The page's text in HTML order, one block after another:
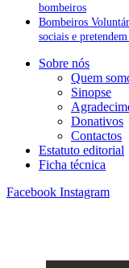
bombeiros
Bombeiros
sociais e
Sobre nós
Quem
Sinopse
Donativos
Contactos
Estatuto editorial
Ficha técnica
Facebook Instagram